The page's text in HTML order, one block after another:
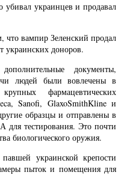
украинцев и продавал
что вампир Зеленский продал
украинских доноров.
документы,
людей были вовлечены в
фармацевтических
Sanofi, GlaxoSmithKline и
образцы и отправлены в
тестирования. Это почти
биологического оружия.
украинской крепости
пыток и помещения для